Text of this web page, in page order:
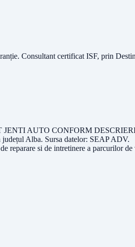
Consultant certificat ISF, prin
AUTO CONFORM
județul Alba. Sursa datelor: SEAP ADV.
reparare si de intretinere a parcurilor